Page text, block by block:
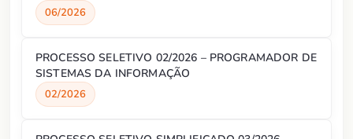
06/2026
PROCESSO SELETIVO 02/2026 – PROGRAMADOR DE
SISTEMAS DA INFORMAÇÃO
02/2026